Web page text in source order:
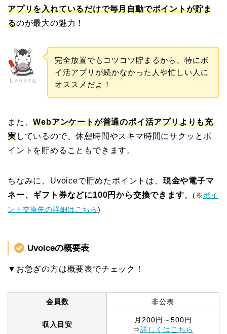
アプリを入れているだけで毎月自動でポイントが貯ま
るのが最大の魅力！
しまうまくん
完全放置でもコツコツ貯まるから、特にポ
イ活アプリが続かなかった人や忙しい人に
オススメだよ！
また、Webアンケートが普通のポイ活アプリよりも充
実しているので、休憩時間やスキマ時間にサクッとポ
イントを貯めることもできます。
ちなみに、Uvoiceで貯めたポイントは、 現金や電子マ
ネー、ギフト券などに100円から交換できます。(※ ポイ
ント交換先の詳細はこちら)
Uvoiceの概要表
▼お急ぎの方は概要表でチェック！
会員数 非公表
収入目安
月200円～500円
⇒詳しくはこちら